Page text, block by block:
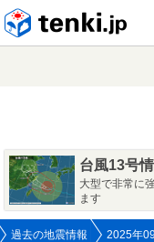
台風13号
大型で非常に
ます
過去の地震情報 2025年